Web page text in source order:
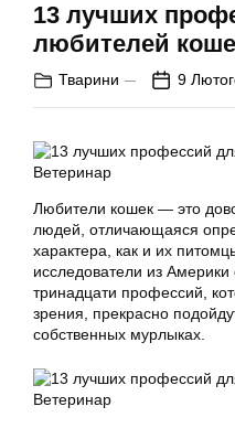
13 лучших
любителей
Тварини 9
Любители кошек — это
людей, отличающаяся
характера, как и их
исследователи из Америки
тринадцати профессий,
зрения, прекрасно
собственных мурлыках.